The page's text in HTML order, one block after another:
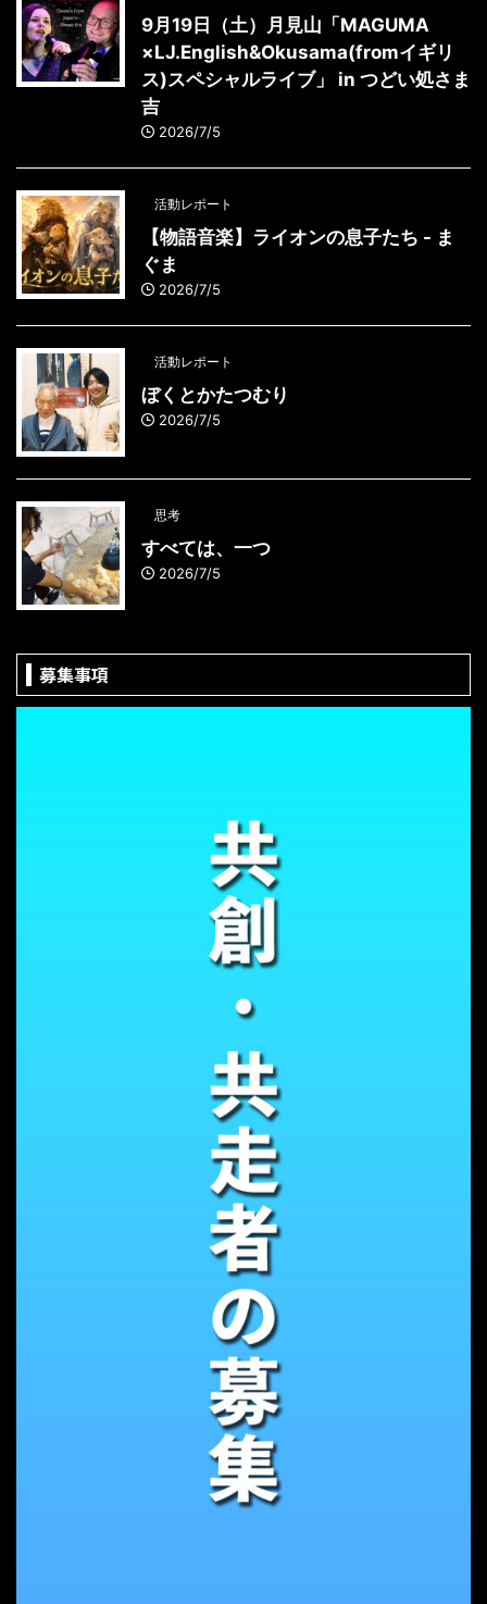
9月19日（土）月見山「MAGUMA
×LJ.English&Okusama(fromイギリ
ス)スペシャルライブ」 in つどい処さま
吉
2026/7/5
活動レポート
【物語音楽】ライオンの息子たち - ま
ぐま
2026/7/5
活動レポート
ぼくとかたつむり
2026/7/5
思考
すべては、一つ
2026/7/5
募集事項